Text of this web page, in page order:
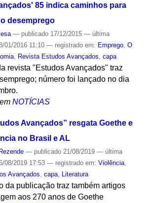
85 indica caminhos para
desemprego
— publicado17/12/2015 — última
01/2016 11:10 — registrado em: Emprego, O
, Revista Estudos Avançados capa
revista "Estudos Avançados" traz
número foi lançado no dia
NOTÍCIAS
Avançados” resgata Goethe e
no Brasil e AL
— publicado21/08/2019 — última
08/2019 17:53 — registrado em: Violência,
Avançados capa, Literatura
da publicação traz também artigos
aos 270 anos de Goethe